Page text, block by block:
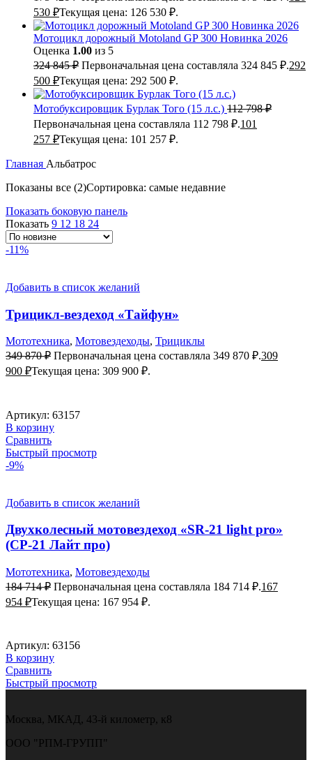
530 ₽Текущая цена: 126 530 ₽.
Мотоцикл дорожный Motoland GP 300 Новинка 2026
Оценка 1.00 из 5
324 845₽ Первоначальная цена составляла 324 845 ₽.292
500 ₽Текущая цена: 292 500 ₽.
Мотобуксировщик Бурлак Того (15 л.с.) 112 798₽
Первоначальная цена составляла 112 798 ₽.101
257 ₽Текущая цена: 101 257 ₽.
Главная Альбатрос
Показаны все (2)Сортировка: самые недавние
Показать боковую панель
Показать 9 12 18 24
-11%
Добавить в список желаний
Трицикл-вездеход «Тайфун»
Мототехника, Мотовездеходы, Трициклы
349 870₽ Первоначальная цена составляла 349 870 ₽.309
900 ₽Текущая цена: 309 900 ₽.
Артикул: 63157
В корзину
Сравнить
Быстрый просмотр
-9%
Добавить в список желаний
Двухколесный мотовездеход «SR-21 light pro»
(СР-21 Лайт про)
Мототехника, Мотовездеходы
184 714₽ Первоначальная цена составляла 184 714 ₽.167
954 ₽Текущая цена: 167 954 ₽.
Артикул: 63156
В корзину
Сравнить
Быстрый просмотр
Москва, МКАД, 43-й километр, к8
ООО "РПМ-ГРУПП"